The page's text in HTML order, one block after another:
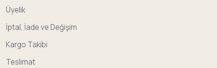
Üyelik
İptal, İade ve Değişim
Kargo Takibi
Teslimat